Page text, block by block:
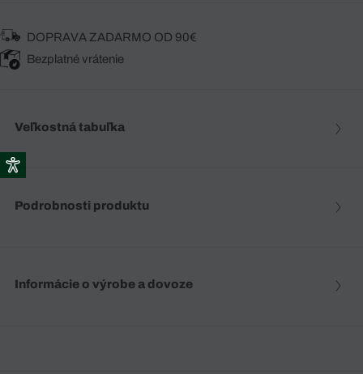
DOPRAVA ZADARMO OD 90€
Bezplatné vrátenie
Veľkostná tabuľka
Podrobnosti produktu
Informácie o výrobe a dovoze